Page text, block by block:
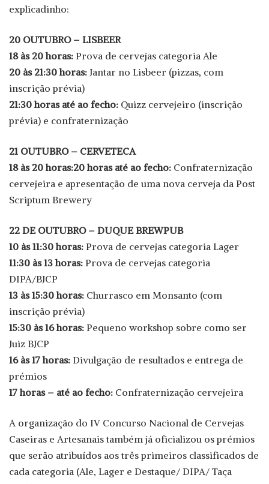
explicadinho:
20 OUTUBRO – LISBEER
18 às 20 horas: Prova de cervejas categoria Ale
20 às 21:30 horas: Jantar no Lisbeer (pizzas, com
inscrição prévia)
21:30 horas até ao fecho: Quizz cervejeiro (inscrição
prévia) e confraternização
21 OUTUBRO – CERVETECA
18 às 20 horas:20 horas até ao fecho: Confraternização
cervejeira e apresentação de uma nova cerveja da Post
Scriptum Brewery
22 DE OUTUBRO – DUQUE BREWPUB
10 às 11:30 horas: Prova de cervejas categoria Lager
11:30 às 13 horas: Prova de cervejas categoria
DIPA/BJCP
13 às 15:30 horas: Churrasco em Monsanto (com
inscrição prévia)
15:30 às 16 horas: Pequeno workshop sobre como ser
Juiz BJCP
16 às 17 horas: Divulgação de resultados e entrega de
prémios
17 horas – até ao fecho: Confraternização cervejeira
A organização do IV Concurso Nacional de Cervejas
Caseiras e Artesanais também já oficializou os prémios
que serão atribuídos aos três primeiros classificados de
cada categoria (Ale, Lager e Destaque/ DIPA/ Taça